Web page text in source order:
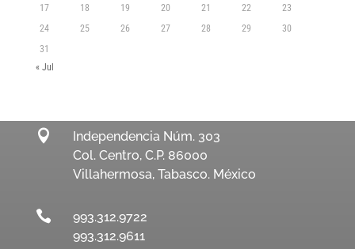
17
18 19 20 21 22
23
24
25 26 27 28 29
30
31
« Jul

Independencia Núm. 303
Col. Centro, C.P. 86000
Villahermosa, Tabasco. México

993.312.9722
993.312.9611